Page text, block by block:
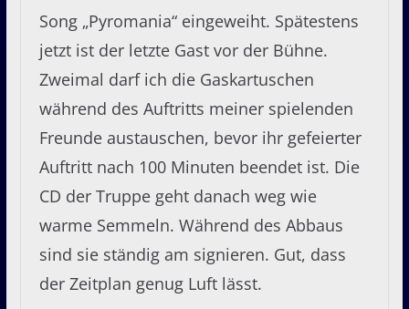
Song „Pyromania“ eingeweiht. Spätestens
jetzt ist der letzte Gast vor der Bühne.
Zweimal darf ich die Gaskartuschen
während des Auftritts meiner spielenden
Freunde austauschen, bevor ihr gefeierter
Auftritt nach 100 Minuten beendet ist. Die
CD der Truppe geht danach weg wie
warme Semmeln. Während des Abbaus
sind sie ständig am signieren. Gut, dass
der Zeitplan genug Luft lässt.